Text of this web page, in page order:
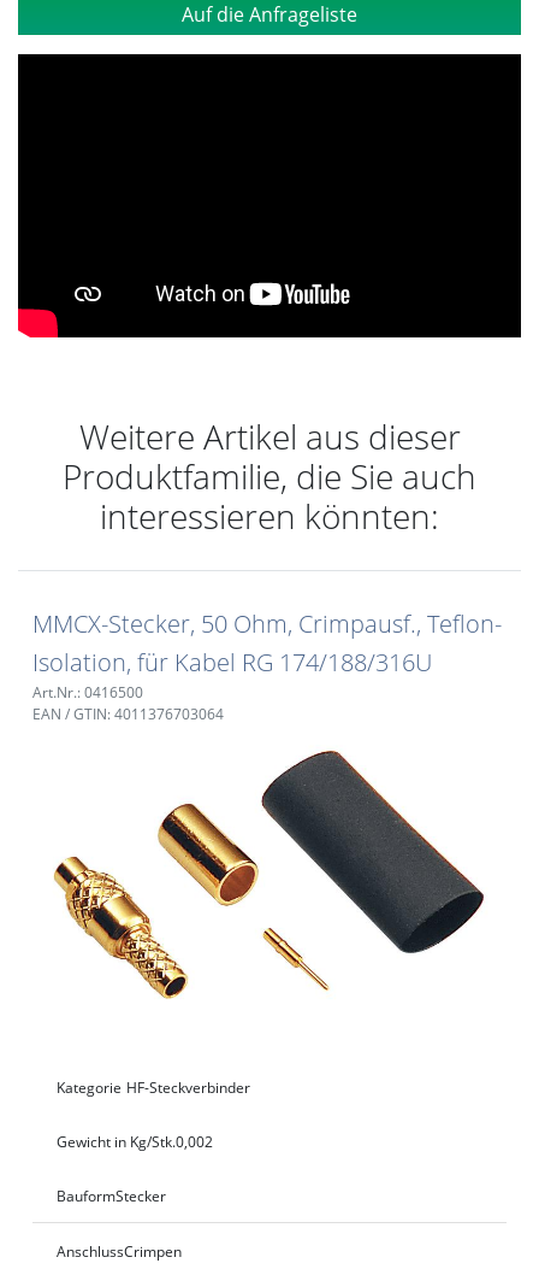
Auf die Anfrageliste
Weitere Artikel aus dieser
Produktfamilie, die Sie auch
interessieren könnten:
MMCX-Stecker, 50 Ohm, Crimpausf., Teflon-
Isolation, für Kabel RG 174/188/316U
Art.Nr.: 0416500
EAN / GTIN: 4011376703064
Kategorie HF-Steckverbinder
Gewicht in Kg/Stk.0,002
BauformStecker
AnschlussCrimpen